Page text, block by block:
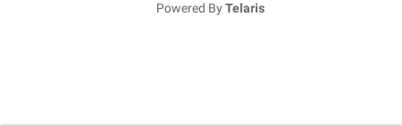
Powered By Telaris